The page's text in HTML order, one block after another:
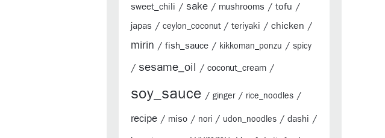
sweet_chili / sake / mushrooms / tofu /
japas / ceylon_coconut / teriyaki / chicken /
mirin / fish_sauce / kikkoman_ponzu / spicy
/ sesame_oil / coconut_cream /
soy_sauce / ginger/ rice_noodles /
recipe / miso / nori / udon_noodles / dashi /